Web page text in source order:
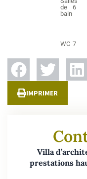
de
bain
6
WC 7
IMPRIMER
Villa
prestations